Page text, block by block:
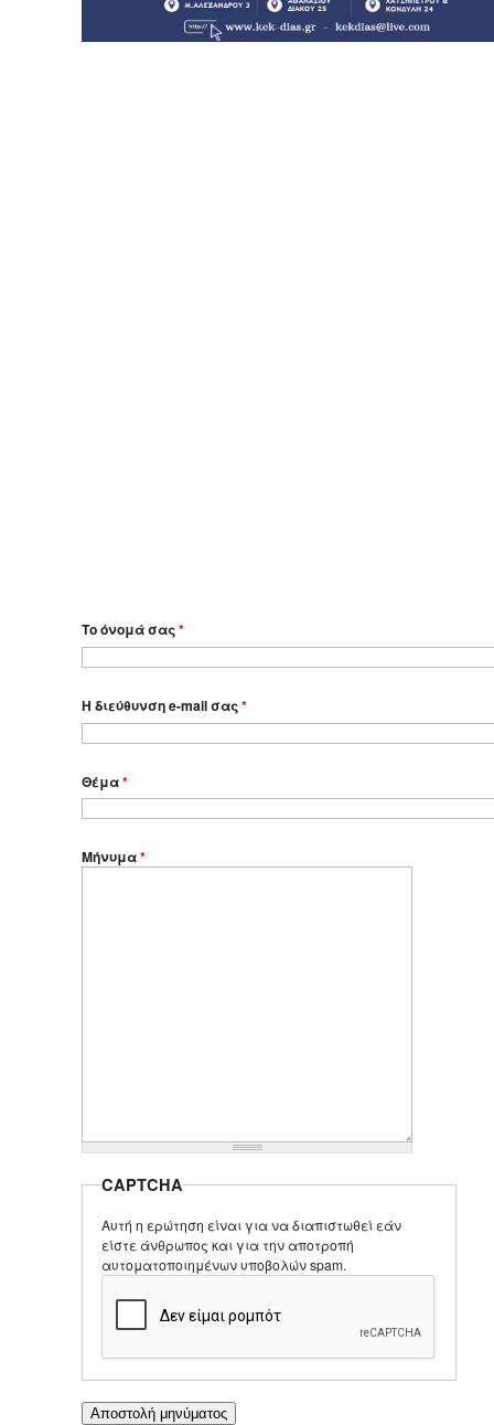
Το όνομά σας*
Η διεύθυνση e-mail σας*
Θέμα*
Μήνυμα*
CAPTCHA
Αυτή η ερώτηση είναι για να διαπιστωθεί εάν
είστε άνθρωπος και για την αποτροπή
αυτοματοποιημένων υποβολών spam.